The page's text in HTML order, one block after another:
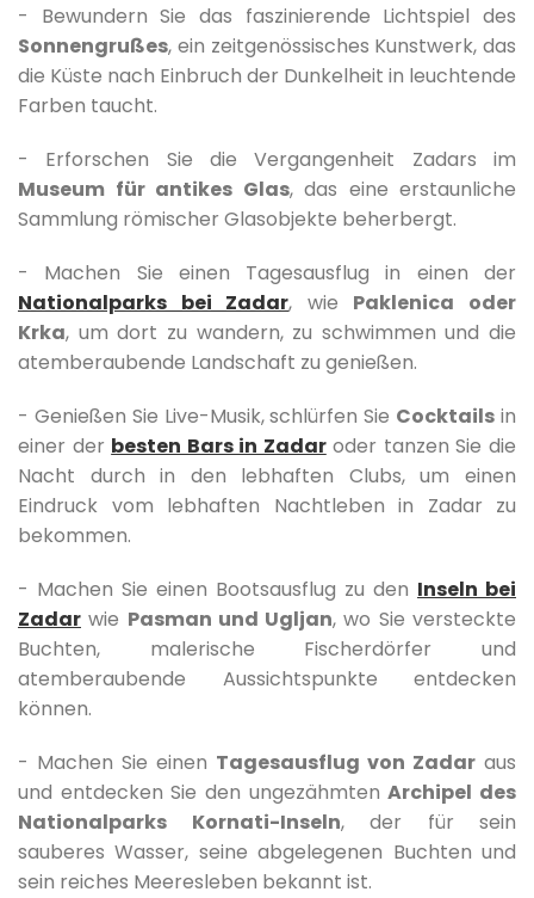
- Bewundern Sie das faszinierende Lichtspiel des
Sonnengrußes, ein zeitgenössisches Kunstwerk, das
die Küste nach Einbruch der Dunkelheit in leuchtende
Farben taucht.
- Erforschen Sie die Vergangenheit Zadars im
Museum für antikes Glas, das eine erstaunliche
Sammlung römischer Glasobjekte beherbergt.
- Machen Sie einen Tagesausflug in einen der
Nationalparks bei Zadar, wie Paklenica oder
Krka, um dort zu wandern, zu schwimmen und die
atemberaubende Landschaft zu genießen.
- Genießen Sie Live-Musik, schlürfen Sie Cocktails in
einer der besten Bars in Zadaroder tanzen Sie die
Nacht durch in den lebhaften Clubs, um einen
Eindruck vom lebhaften Nachtleben in Zadar zu
bekommen.
- Machen Sie einen Bootsausflug zu den Inseln bei
Zadar wie Pasman und Ugljan, wo Sie versteckte
Buchten, malerische Fischerdörfer und
atemberaubende Aussichtspunkte entdecken
können.
- Machen Sie einen Tagesausflug von Zadar aus
und entdecken Sie den ungezähmtenArchipel des
Nationalparks Kornati-Inseln, der für sein
sauberes Wasser, seine abgelegenen Buchten und
sein reiches Meeresleben bekannt ist.